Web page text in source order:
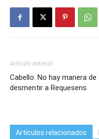
Artículo anterior
Cabello: No hay manera de
desmentir a Requesens
Artículos relacionados